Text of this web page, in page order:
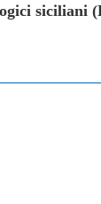
siciliani